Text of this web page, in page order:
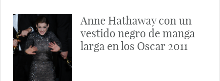
Anne Hathaway con un
vestido negro de manga
larga en los Oscar 2011